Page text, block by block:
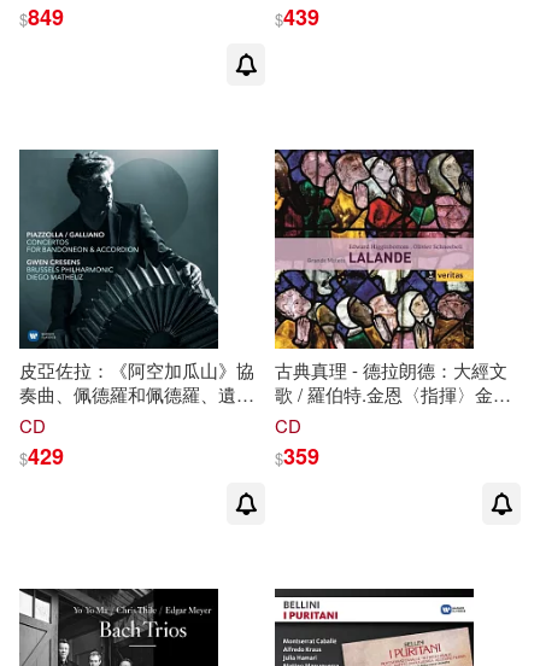
Vinly / Bertrand Chamayou /
Emmanuel Krivine / Orchestre
$849 $439
皮亞佐拉：《阿空加瓜山》協
奏曲、佩德羅和佩德羅、遺忘 /
理查‧蓋利安諾：奧帕爾協奏曲
琴〉馬
Brussels Philharmonic)
CD
$429
古典真理 - 德拉朗德：大經文
歌 / 羅伯特.金恩〈指揮〉金恩
古樂合奏團、希金波頓〈指
施內貝利〈指揮〉國王的大馬
廄及寢宮古樂合奏團與凡爾賽
巴洛克音樂中心合唱團 歐洲進
Motets / Edward Higginbottom
/ Olivier Shneebeli (2CD))
CD
$359